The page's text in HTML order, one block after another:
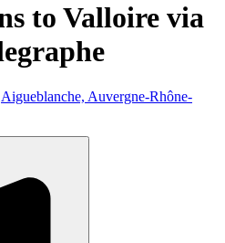
to Valloire via
Aigueblanche, Auvergne-Rhône-